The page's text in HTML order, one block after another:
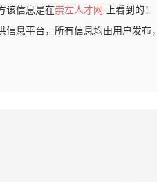
该信息是在崇左人才网
上看到的！
信息平台，所有信息均由用户发